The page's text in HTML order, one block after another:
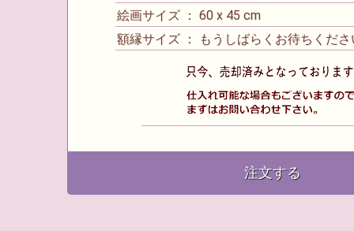
絵画サイズ ： 60 x 45 cm
額縁サイズ ： もうしばらくお待ちくだ
注文する